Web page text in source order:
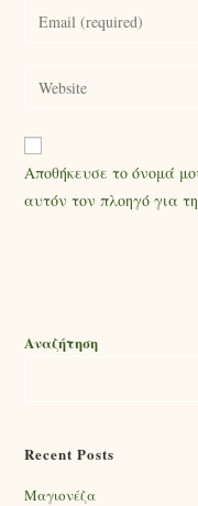
Αποθήκευσε το όνομά
αυτόν τον πλοηγό για
Αναζήτηση
Recent Posts
Mαγιονέζα